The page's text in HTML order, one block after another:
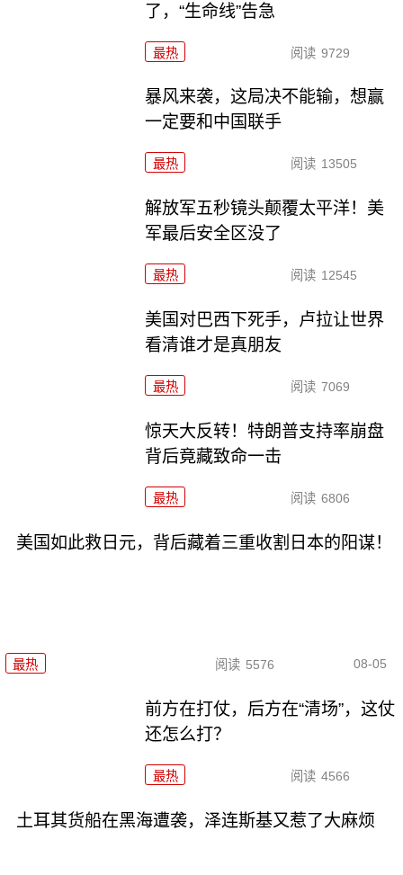
了，“生命线”告急
最热 阅读 9729
暴风来袭，这局决不能输，想赢
一定要和中国联手
最热 阅读 13505
解放军五秒镜头颠覆太平洋！美
军最后安全区没了
最热 阅读 12545
美国对巴西下死手，卢拉让世界
看清谁才是真朋友
最热 阅读 7069
惊天大反转！特朗普支持率崩盘
背后竟藏致命一击
最热 阅读 6806
美国如此救日元，背后藏着三重收割日本的阳谋！
最热 阅读 5576 08-05
前方在打仗，后方在“清场”，这仗
还怎么打？
最热 阅读 4566
土耳其货船在黑海遭袭，泽连斯基又惹了大麻烦